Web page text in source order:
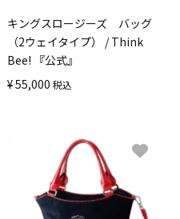
キングスロージーズ バッグ
（2ウェイタイプ） / Think
Bee! 『公式』
¥55,000 税込